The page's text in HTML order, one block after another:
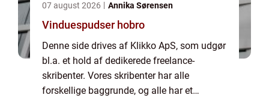
07 august 2026 Annika Sørensen
Vinduespudser hobro
Denne side drives af Klikko ApS, som udgør
bl.a. et hold af dedikerede freelance-
skribenter. Vores skribenter har alle
forskellige baggrunde, og alle har et